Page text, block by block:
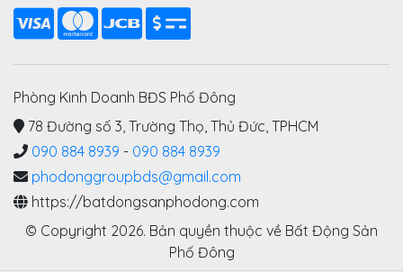
Phòng Kinh Doanh BĐS Phố Đông
78 Đường số 3, Trường Thọ, Thủ Đức, TPHCM
090 884 8939 - 090 884 8939
phodonggroupbds@gmail.com
https://batdongsanphodong.com
© Copyright 2026. Bản quyền thuộc về Bất Động Sản
Phố Đông